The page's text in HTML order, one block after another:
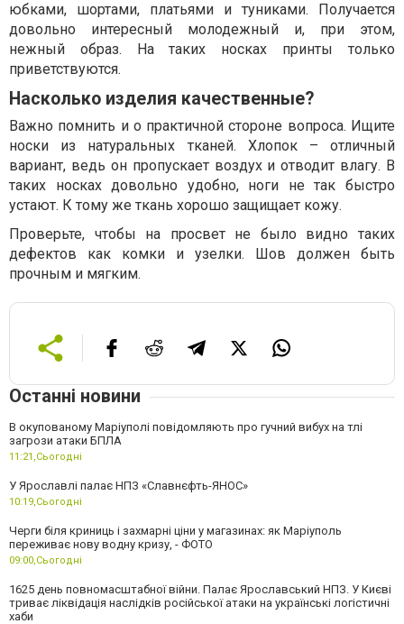
юбками, шортами, платьями и туниками. Получается
довольно интересный молодежный и, при этом,
нежный образ. На таких носках принты только
приветствуются.
Насколько изделия качественные?
Важно помнить и о практичной стороне вопроса. Ищите
носки из натуральных тканей. Хлопок – отличный
вариант, ведь он пропускает воздух и отводит влагу. В
таких носках довольно удобно, ноги не так быстро
устают. К тому же ткань хорошо защищает кожу.
Проверьте, чтобы на просвет не было видно таких
дефектов как комки и узелки. Шов должен быть
прочным и мягким.
Останні новини
В окупованому Маріуполі повідомляють про гучний вибух на тлі
загрози атаки БПЛА
11:21,Сьогодні
У Ярославлі палає НПЗ «Славнєфть-ЯНОС»
10:19,Сьогодні
Черги біля криниць і захмарні ціни у магазинах: як Маріуполь
переживає нову водну кризу, - ФОТО
09:00,Сьогодні
1625 день повномасштабної війни. Палає Ярославський НПЗ. У Києві
триває ліквідація наслідків російської атаки на українські логістичні
хаби